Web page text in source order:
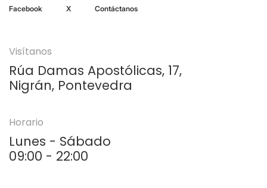
Facebook X Contáctanos
Visítanos
Rúa Damas Apostólicas, 17,
Nigrán, Pontevedra
Horario
Lunes - Sábado
09:00 - 22:00